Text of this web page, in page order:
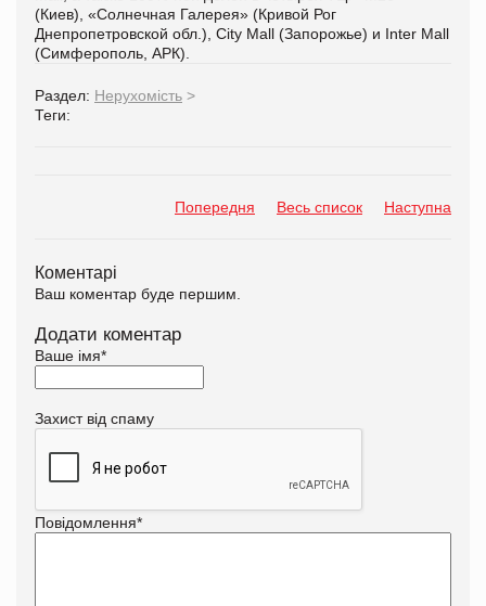
(Киев), «Солнечная Галерея» (Кривой Рог
Днепропетровской обл.), City Mall (Запорожье) и Inter Mall
(Симферополь, АРК).
Раздел: Нерухомість >
Теги:
Попередня Весь список Наступна
Коментарі
Ваш коментар буде першим.
Додати коментар
Ваше імя*
Захист від спаму
Повідомлення*